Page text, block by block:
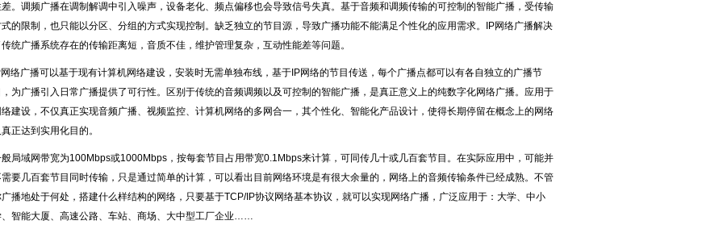
。调频广播在调制解调中引入噪声，设备老化、频点偏移也会导致信号失真。基于音频和调频传输的可控制的智能广播，受传输
的限制，也只能以分区、分组的方式实现控制。缺乏独立的节目源，导致广播功能不能满足个性化的应用需求。
IP网络广播解决
传统广播系统存在的传输距离短，音质不佳，维护管理复杂，互动性能差等问题。
网络广播可以基于现有计算机网络建设，安装时无需单独布线，基于 IP网络的节目传送，每个广播点都可以有各自独立的广播节
，为广播引入日常广播提供了可行性。区别于传统的音频调频以及可控制的智能广播，是真正意义上的纯数字化网络广播。应用于
络建设，不仅真正实现音频广播、视频监控、计算机网络的多网合一，其个性化、智能化产品设计，使得长期停留在概念上的网络
真正达到实用化目的。
局域网带宽为100Mbps或1000Mbps ，按每套节目占用带宽0.1Mbps来计算，可同传几十或几百套节目。在实际应用中，可能并
要几百套节目同时传输，只是通过简单的计算，可以看出目前网络环境是有很大余量的，网络上的音频传输条件已经成熟。不管
播地处于何处，搭建什么样结构的网络，只要基于TCP/IP协议网络基本协议，就可以实现网络广播，广泛应用于：大学、中小
、智能大厦、高速公路、车站、商场、大中型工厂企业……